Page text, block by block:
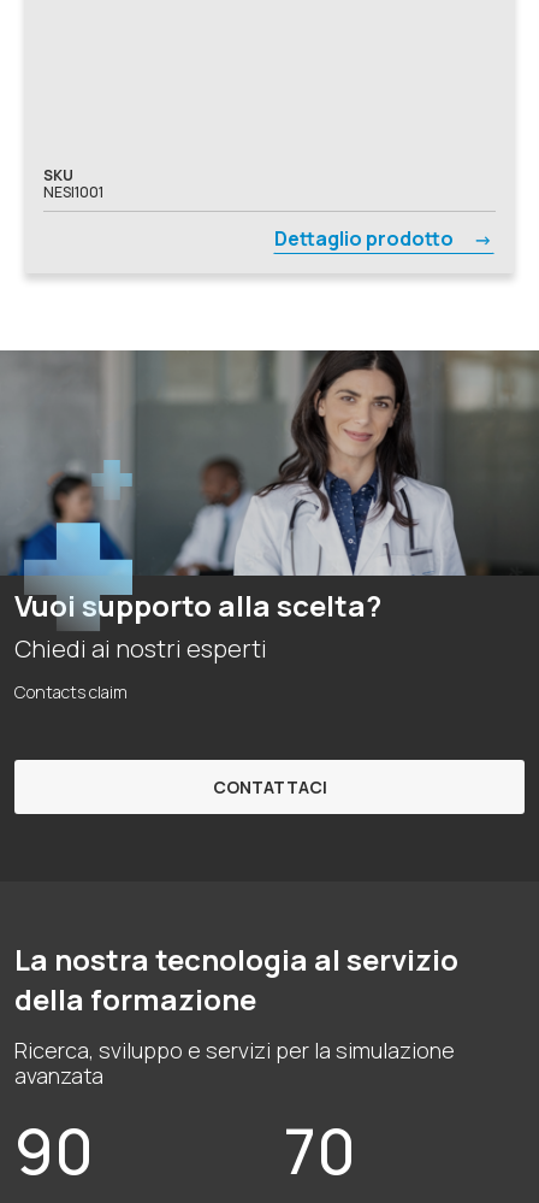
SKU
NESI1001
Dettaglio prodotto
Vuoi supporto alla scelta?
Chiedi ai nostri esperti
Contacts claim
CONTATTACI
La nostra tecnologia al servizio
della formazione
Ricerca, sviluppo e servizi per la simulazione
avanzata
90 70